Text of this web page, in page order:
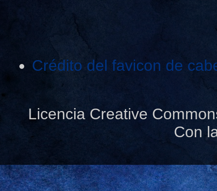
Crédito del favicon de
Licencia Creative
Con